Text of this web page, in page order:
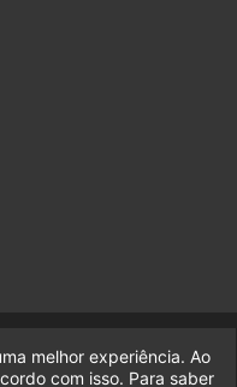
empresa da Legado
melhor experiência. Ao
com isso. Para saber